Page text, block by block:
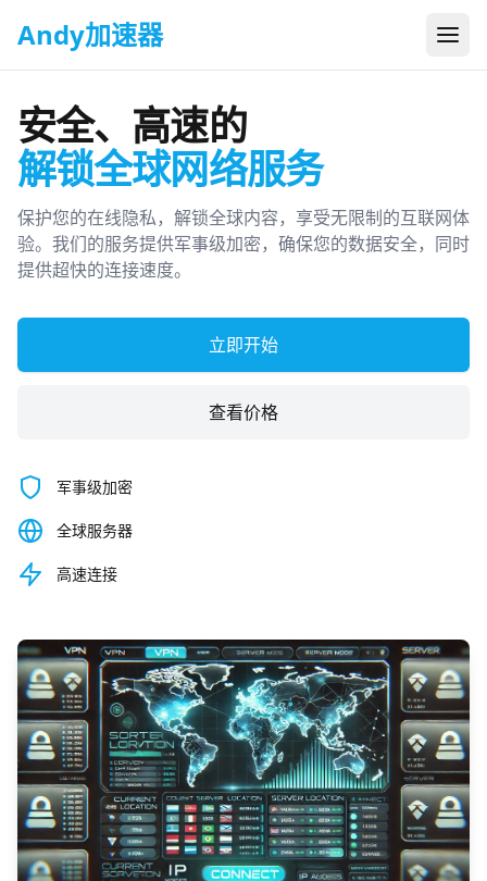
Andy加速器 打开
安全、高速的
解锁全球网络服务
保护您的在线隐私，解锁全球内容，享受无限制的互联网体
验。我们的服务提供军事级加密，确保您的数据安全，同时
提供超快的连接速度。
立即开始
查看价格
军事级加密
全球服务器
高速连接